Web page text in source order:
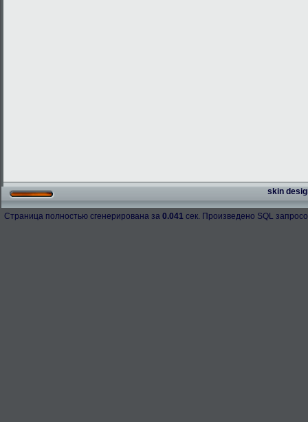
skin
Страница полностью сгенерирована за 0.041 сек. Произведено SQL